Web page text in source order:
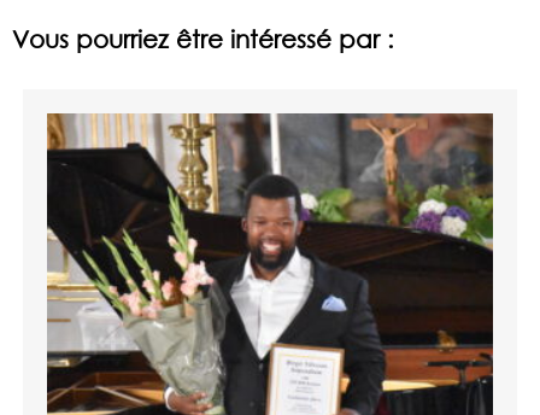
Vous pourriez être intéressé par :